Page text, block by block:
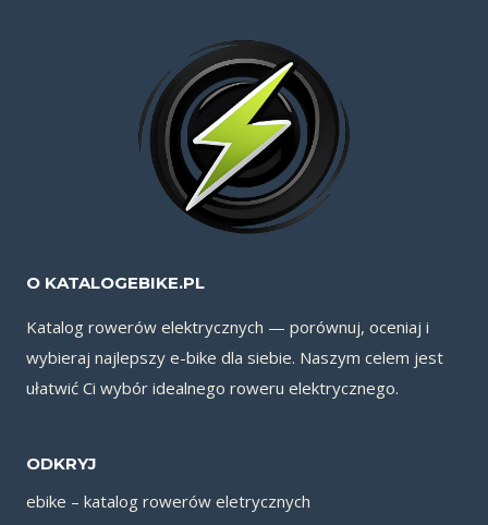
O KATALOGEBIKE.PL
Katalog rowerów elektrycznych — porównuj, oceniaj i
wybieraj najlepszy e-bike dla siebie. Naszym celem jest
ułatwić Ci wybór idealnego roweru elektrycznego.
ODKRYJ
ebike – katalog rowerów eletrycznych